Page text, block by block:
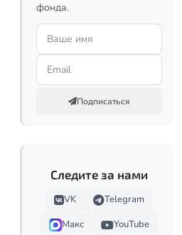
фонда.
Подписаться
Следите за нами
VK
Telegram
Макс
YouTube